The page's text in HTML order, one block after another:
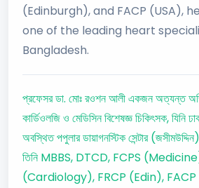
(Edinburgh), and FACP (USA),
one of the leading heart
Bangladesh.
প্রফেসর ডা. মোঃ রওশন আলী একজন অত্যন্ত
কার্ডিওলজি ও মেডিসিন বিশেষজ্ঞ চিকিৎসক, যিনি
অবস্থিত পপুলার ডায়াগনস্টিক সেন্টার
তিনি MBBS, DTCD, FCPS
(Cardiology), FRCP (Edin), FACP